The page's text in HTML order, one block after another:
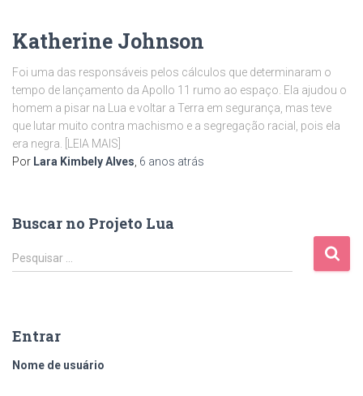
Katherine Johnson
Foi uma das responsáveis pelos cálculos que determinaram o
tempo de lançamento da Apollo 11 rumo ao espaço. Ela ajudou o
homem a pisar na Lua e voltar a Terra em segurança, mas teve
que lutar muito contra machismo e a segregação racial, pois ela
era negra. [LEIA MAIS]
Por Lara Kimbely Alves 6 anos atrás
Buscar no Projeto Lua
P
e
i
s
Pesquisar …
Entrar
Nome de usuário